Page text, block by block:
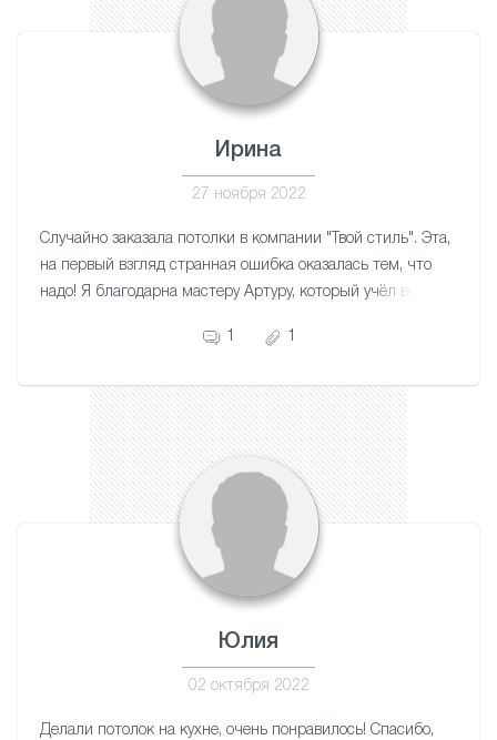
Ирина
27 ноября 2022
Случайно заказала потолки в компании "Твой стиль". Эта,
на первый взгляд странная ошибка оказалась тем, что
надо! Я благодарна мастеру Артуру, который учёл все
1 1
Юлия
02 октября 2022
Делали потолок на кухне, очень понравилось! Спасибо,